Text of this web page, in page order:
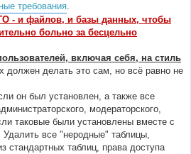
требования.
- и файлов, и базы данных, чтобы
больно за бесцельно
включая себя, на стиль
должен делать это сам, но всё равно не
он был установлен, а также все
модераторского,
таковые были установлены вместе с
все "неродные" таблицы,
стандартных таблиц, права доступа